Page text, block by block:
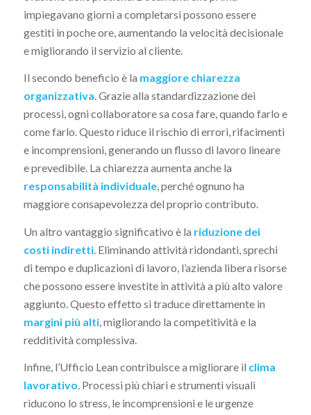
impiegavano giorni a completarsi possono essere
gestiti in poche ore, aumentando la velocità decisionale
e migliorando il servizio al cliente.
Il secondo beneficio è la maggiore chiarezza
organizzativa. Grazie alla standardizzazione dei
processi, ogni collaboratore sa cosa fare, quando farlo e
come farlo. Questo riduce il rischio di errori, rifacimenti
e incomprensioni, generando un flusso di lavoro lineare
e prevedibile. La chiarezza aumenta anche la
responsabilità individuale, perché ognuno ha
maggiore consapevolezza del proprio contributo.
Un altro vantaggio significativo è la riduzione dei
costi indiretti. Eliminando attività ridondanti, sprechi
di tempo e duplicazioni di lavoro, l’azienda libera risorse
che possono essere investite in attività a più alto valore
aggiunto. Questo effetto si traduce direttamente in
margini più alti, migliorando la competitività e la
redditività complessiva.
Infine, l’Ufficio Lean contribuisce a migliorare il clima
lavorativo. Processi più chiari e strumenti visuali
riducono lo stress, le incomprensioni e le urgenze